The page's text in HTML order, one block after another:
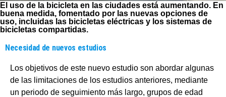
El uso de la bicicleta en las ciudades está aumentando. En
buena medida, fomentado por las nuevas opciones de
uso, incluidas las bicicletas eléctricas y los sistemas de
bicicletas compartidas.
Necesidad de nuevos estudios
Los objetivos de este nuevo estudio son abordar algunas
de las limitaciones de los estudios anteriores, mediante
un periodo de seguimiento más largo, grupos de edad